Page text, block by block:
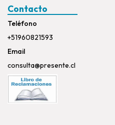
Contacto
Teléfono
+51960821593
Email
consulta@presente.cl